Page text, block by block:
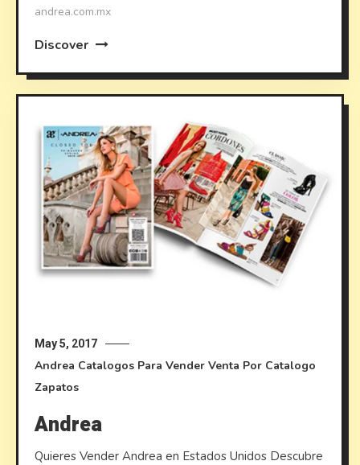
andrea.com.mx
Discover
May 5, 2017
Andrea Catalogos Para Vender Venta Por Catalogo
Zapatos
Andrea
Quieres Vender Andrea en Estados Unidos Descubre